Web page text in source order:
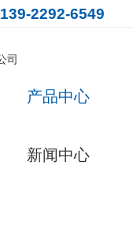
139-2292-6549
产品中心
新闻中心